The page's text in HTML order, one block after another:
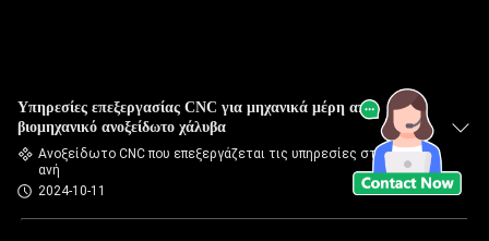
Υπηρεσίες επεξεργασίας CNC για μηχανικά μέρη από
βιομηχανικό ανοξείδωτο χάλυβα
Ανοξείδωτο CNC που επεξεργάζεται τις υπηρεσίες στη μηχ
ανή
2024-10-11